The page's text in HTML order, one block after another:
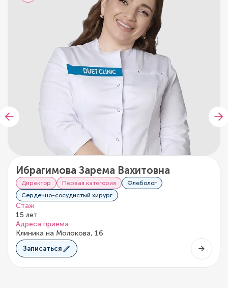
Ибрагимова Зарема Вахитовна
Директор Первая категория
Флеболог
Сердечно-сосудистый хирург
Стаж
15 лет
Адреса приема
Клиника на Молокова, 16
Записаться